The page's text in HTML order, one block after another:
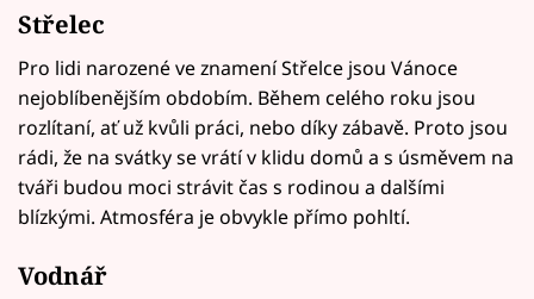
Střelec
Pro lidi narozené ve znamení Střelce jsou Vánoce
nejoblíbenějším obdobím. Během celého roku jsou
rozlítaní, ať už kvůli práci, nebo díky zábavě. Proto jsou
rádi, že na svátky se vrátí v klidu domů a s úsměvem na
tváři budou moci strávit čas s rodinou a dalšími
blízkými. Atmosféra je obvykle přímo pohltí.
Vodnář